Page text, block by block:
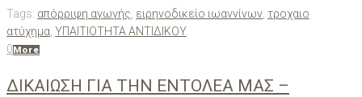
Tags: απόρριψη αγωγής ειρηνοδικείο ιωαννίνων τροχαιο
ατύχημα ΥΠΑΙΤΙΟΤΗΤΑ ΑΝΤΙΔΙΚΟΥ
0 More
ΔΙΚΑΙΩΣΗ ΓΙΑ ΤΗΝ ΕΝΤΟΛΕΑ ΜΑΣ –